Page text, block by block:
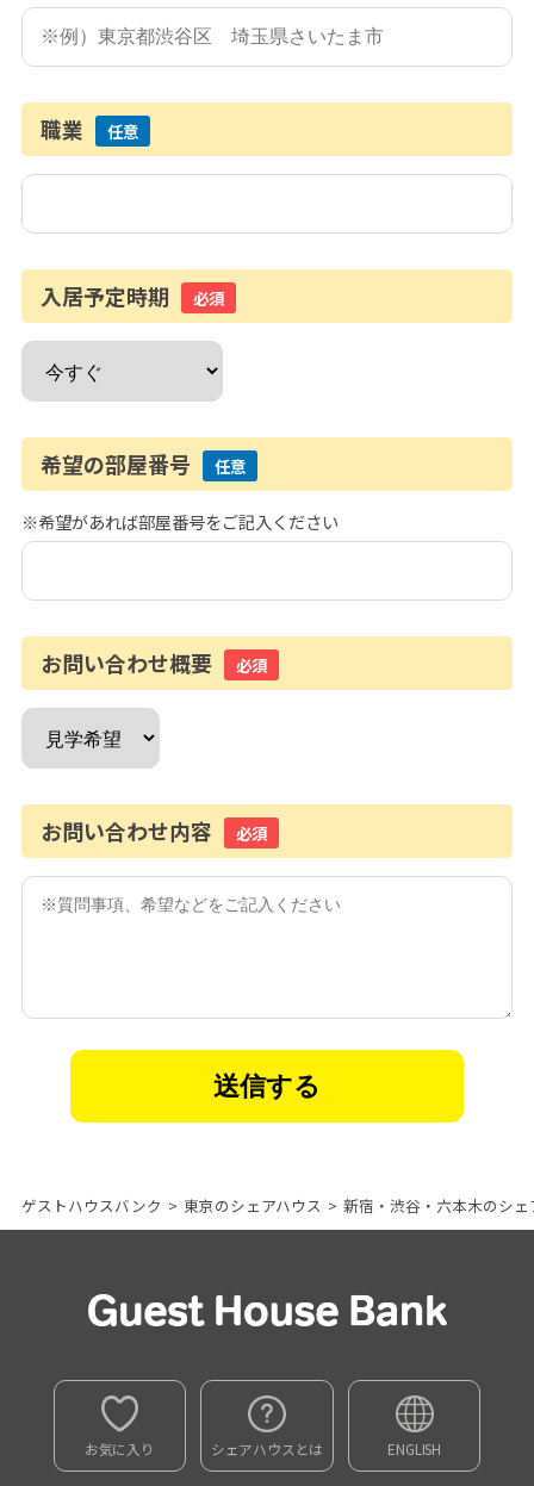
職業 任意
入居予定時期 必須
希望の部屋番号 任意
※希望があれば部屋番号をご記入ください
お問い合わせ概要 必須
お問い合わせ内容 必須
ゲストハウスバンク > 東京のシェアハウス > 新宿・渋谷・六本木のシェ
お気に入り シェアハウスとは ENGLISH